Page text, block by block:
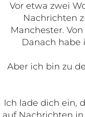
Vor etwa zwei
Nachrichten
Manchester.
Danach habe
Aber ich bin zu
Ich lade dich ein,